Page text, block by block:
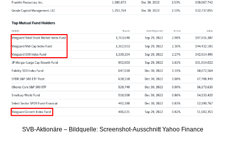
SVB-Aktionäre – Bildquelle: Screenshot-Ausschnitt Yahoo Finance